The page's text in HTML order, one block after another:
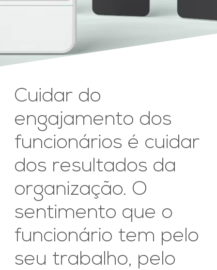
Cuidar do
engajamento dos
funcionários é cuidar
dos resultados da
organização. O
sentimento que o
funcionário tem pelo
seu trabalho, pelo